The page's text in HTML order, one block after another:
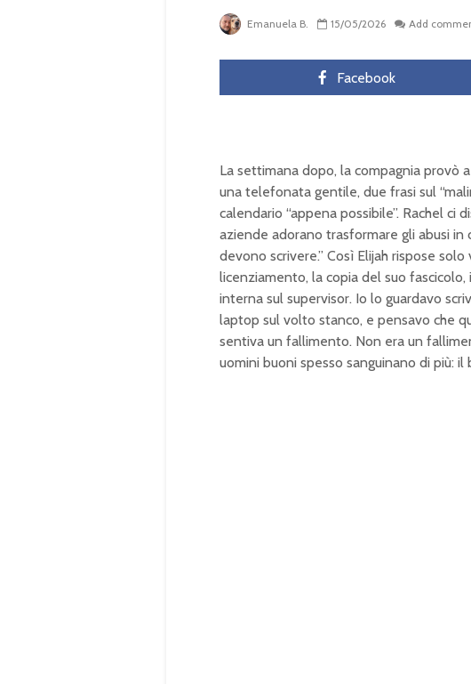
Emanuela B. 15/05/2026 Add
Facebook
La settimana dopo, la compagnia provò
una telefonata gentile, due frasi sul
calendario “appena possibile”. Rachel ci
aziende adorano trasformare gli abusi in
devono scrivere.” Così Elijah rispose
licenziamento, la copia del suo
interna sul supervisor. Io lo guardavo
laptop sul volto stanco, e pensavo che
sentiva un fallimento. Non era un
uomini buoni spesso sanguinano di più: